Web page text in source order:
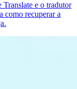
e o tradutor
como recuperar a